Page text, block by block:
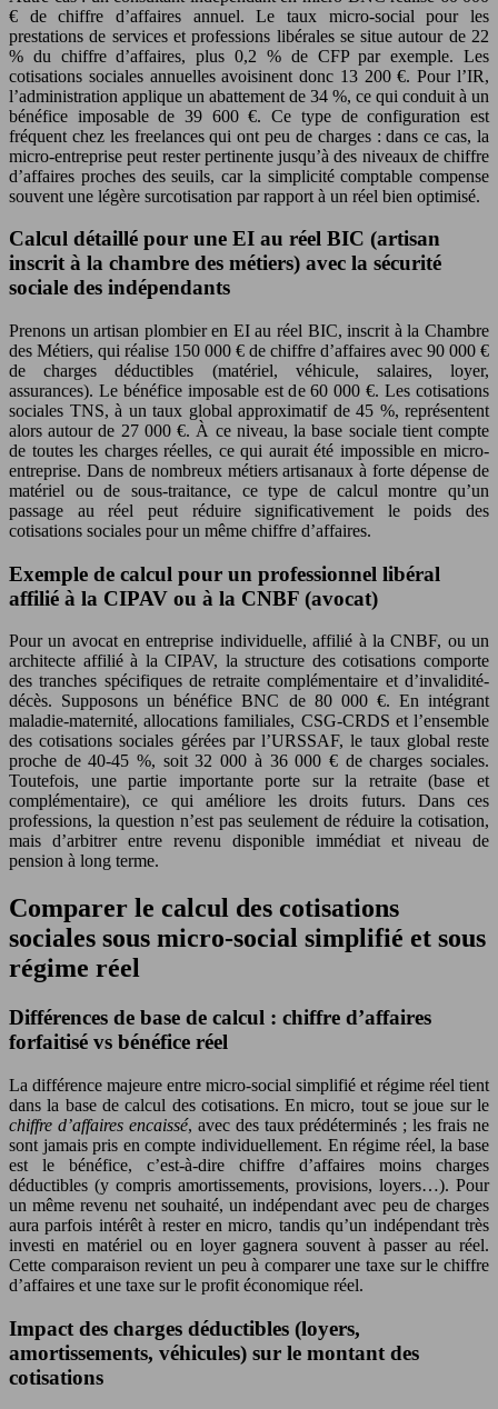
€ de chiffre d’affaires annuel. Le taux micro-social pour les
prestations de services et professions libérales se situe autour de 22
% du chiffre d’affaires, plus 0,2 % de CFP par exemple. Les
cotisations sociales annuelles avoisinent donc 13 200 €. Pour l’IR,
l’administration applique un abattement de 34 %, ce qui conduit à un
bénéfice imposable de 39 600 €. Ce type de configuration est
fréquent chez les freelances qui ont peu de charges : dans ce cas, la
micro-entreprise peut rester pertinente jusqu’à des niveaux de chiffre
d’affaires proches des seuils, car la simplicité comptable compense
souvent une légère surcotisation par rapport à un réel bien optimisé.
Calcul détaillé pour une EI au réel BIC (artisan
inscrit à la chambre des métiers) avec la sécurité
sociale des indépendants
Prenons un artisan plombier en EI au réel BIC, inscrit à la Chambre
des Métiers, qui réalise 150 000 € de chiffre d’affaires avec 90 000 €
de charges déductibles (matériel, véhicule, salaires, loyer,
assurances). Le bénéfice imposable est de 60 000 €. Les cotisations
sociales TNS, à un taux global approximatif de 45 %, représentent
alors autour de 27 000 €. À ce niveau, la base sociale tient compte
de toutes les charges réelles, ce qui aurait été impossible en micro-
entreprise. Dans de nombreux métiers artisanaux à forte dépense de
matériel ou de sous-traitance, ce type de calcul montre qu’un
passage au réel peut réduire significativement le poids des
cotisations sociales pour un même chiffre d’affaires.
Exemple de calcul pour un professionnel libéral
affilié à la CIPAV ou à la CNBF (avocat)
Pour un avocat en entreprise individuelle, affilié à la CNBF, ou un
architecte affilié à la CIPAV, la structure des cotisations comporte
des tranches spécifiques de retraite complémentaire et d’invalidité-
décès. Supposons un bénéfice BNC de 80 000 €. En intégrant
maladie-maternité, allocations familiales, CSG-CRDS et l’ensemble
des cotisations sociales gérées par l’URSSAF, le taux global reste
proche de 40-45 %, soit 32 000 à 36 000 € de charges sociales.
Toutefois, une partie importante porte sur la retraite (base et
complémentaire), ce qui améliore les droits futurs. Dans ces
professions, la question n’est pas seulement de réduire la cotisation,
mais d’arbitrer entre revenu disponible immédiat et niveau de
pension à long terme.
Comparer le calcul des cotisations
sociales sous micro-social simplifié et sous
régime réel
Différences de base de calcul : chiffre d’affaires
forfaitisé vs bénéfice réel
La différence majeure entre micro-social simplifié et régime réel tient
dans la base de calcul des cotisations. En micro, tout se joue sur le
chiffre d’affaires encaissé, avec des taux prédéterminés ; les frais ne
sont jamais pris en compte individuellement. En régime réel, la base
est le bénéfice, c’est-à-dire chiffre d’affaires moins charges
déductibles (y compris amortissements, provisions, loyers…). Pour
un même revenu net souhaité, un indépendant avec peu de charges
aura parfois intérêt à rester en micro, tandis qu’un indépendant très
investi en matériel ou en loyer gagnera souvent à passer au réel.
Cette comparaison revient un peu à comparer une taxe sur le chiffre
d’affaires et une taxe sur le profit économique réel.
Impact des charges déductibles (loyers,
amortissements, véhicules) sur le montant des
cotisations